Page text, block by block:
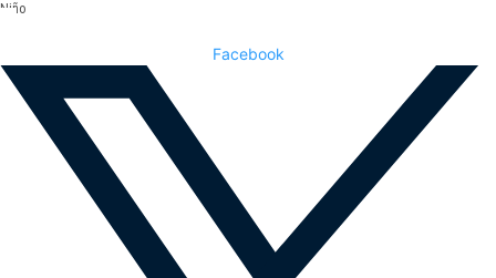
Niño
Facebook